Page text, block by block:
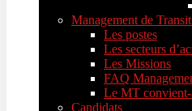
Management de
Les postes
Les secteurs
Les Missions
FAQ
Le MT
Candidats